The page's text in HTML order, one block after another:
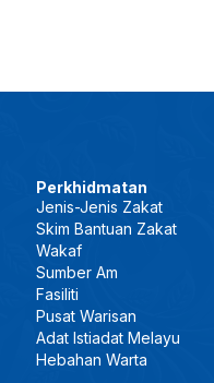
Perkhidmatan
Jenis-Jenis Zakat
Skim Bantuan Zakat
Wakaf
Sumber Am
Fasiliti
Pusat Warisan
Adat Istiadat Melayu
Hebahan Warta